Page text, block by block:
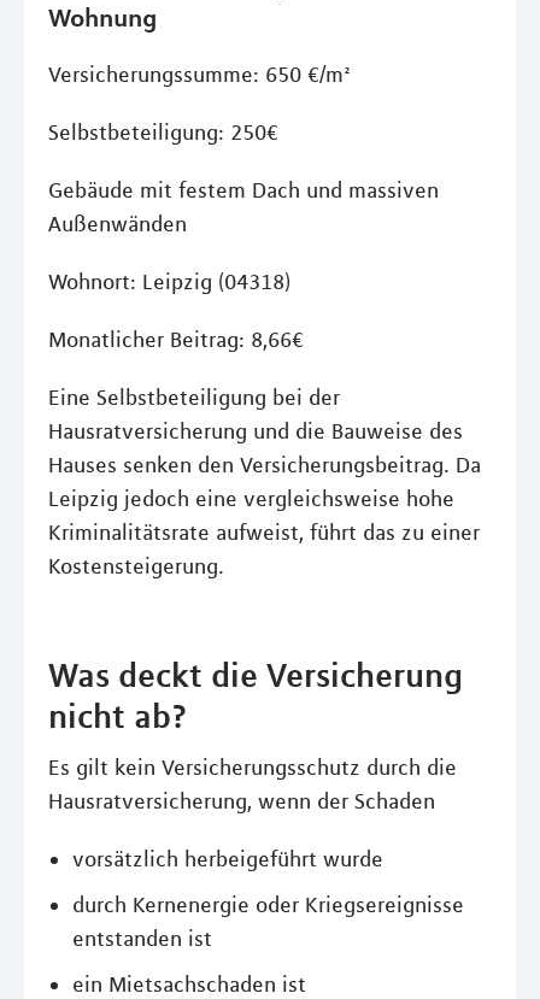
Wohnung
Versicherungssumme: 650 €/m²
Selbstbeteiligung: 250€
Gebäude mit festem Dach und massiven
Außenwänden
Wohnort: Leipzig (04318)
Monatlicher Beitrag: 8,66€
Eine Selbstbeteiligung bei der
Hausratversicherung und die Bauweise des
Hauses senken den Versicherungsbeitrag. Da
Leipzig jedoch eine vergleichsweise hohe
Kriminalitätsrate aufweist, führt das zu einer
Kostensteigerung.
Was deckt die Versicherung
nicht ab?
Es gilt kein Versicherungsschutz durch die
Hausratversicherung, wenn der Schaden
vorsätzlich herbeigeführt wurde
durch Kernenergie oder Kriegsereignisse
entstanden ist
ein Mietsachschaden ist